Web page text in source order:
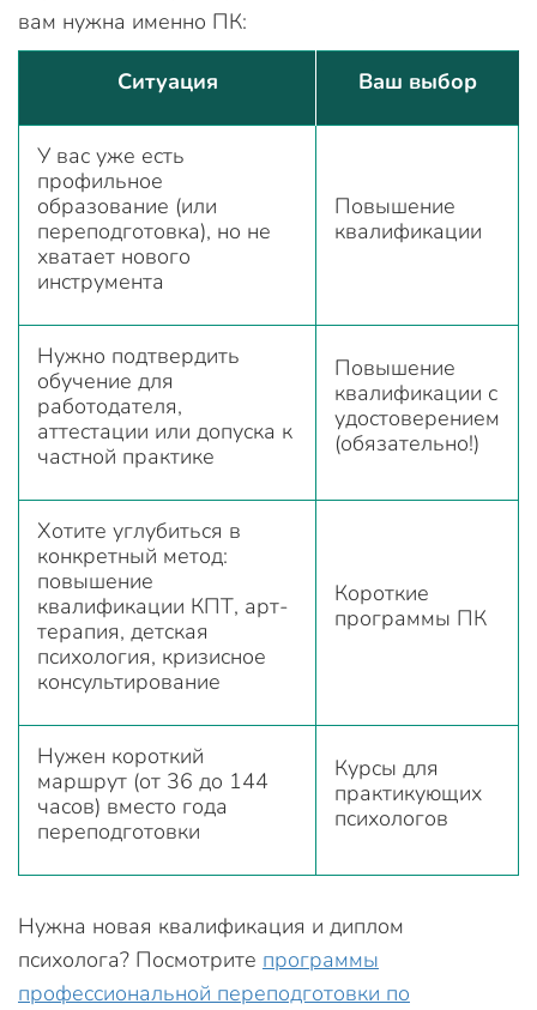
вам нужна именно ПК:
Ситуация Ваш выбор
У вас уже есть
профильное
образование (или
переподготовка), но не
хватает нового
инструмента
Повышение
квалификации
Нужно подтвердить
обучение для
работодателя,
аттестации или допуска к
частной практике
Повышение
квалификации с
удостоверением
(обязательно!)
Хотите углубиться в
конкретный метод:
повышение
квалификации КПТ, арт-
терапия, детская
психология, кризисное
консультирование
Короткие
программы ПК
Нужен короткий
маршрут (от 36 до 144
часов) вместо года
переподготовки
Курсы для
практикующих
психологов
Нужна новая квалификация и диплом
психолога? Посмотрите программы
профессиональной переподготовки по